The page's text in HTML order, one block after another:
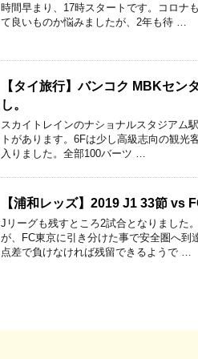
時間早まり、17時スタートです。コロナ
て良いものか悩みましたが、2年も待 …
【タイ旅行】バンコク MBKセン
し。
スカイトレインのナショナルスタジアム
トがあります。6Fは少し高級志向の観光
入りました。全部100バーツ …
【浦和レッズ】2019 J1 33節 vs
Jリーグも残すところ2試合となりました
が、FC東京に引き分けた事で安全圏へ
点差で負けなければ残留できるようで …